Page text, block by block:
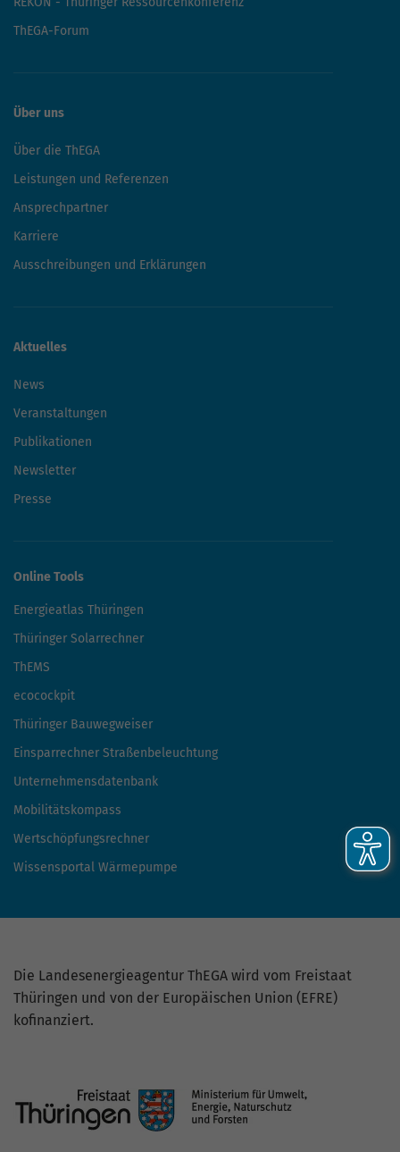
ThEGA-Forum
Über uns
Über die ThEGA
Leistungen und Referenzen
Ansprechpartner
Karriere
Ausschreibungen und Erklärungen
Aktuelles
News
Veranstaltungen
Publikationen
Newsletter
Presse
Online Tools
Energieatlas Thüringen
Thüringer Solarrechner
ThEMS
ecocockpit
Thüringer Bauwegweiser
Einsparrechner Straßenbeleuchtung
Unternehmensdatenbank
Mobilitätskompass
Wertschöpfungsrechner
Wissensportal Wärmepumpe
Die Landesenergieagentur ThEGA wird vom Freistaat
Thüringen und von der Europäischen Union (EFRE)
kofinanziert.